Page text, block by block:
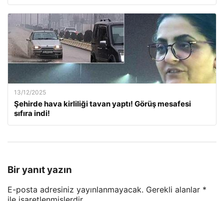
13/12/2025
Şehirde hava kirliliği tavan yaptı! Görüş mesafesi
sıfıra indi!
Bir yanıt yazın
E-posta adresiniz yayınlanmayacak. Gerekli alanlar *